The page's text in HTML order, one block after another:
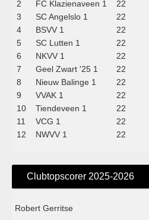
2
FC Klazienaveen 1 22
3
SC Angelslo 1 22
4
BSVV 1 22
5
SC Lutten 1 22
6
NKVV 1 22
7
Geel Zwart '25 1 22
8
Nieuw Balinge 1 22
9
VVAK 1 22
10
Tiendeveen 1 22
11
VCG 1 22
12
NWVV 1 22
Clubtopscorer 2025-2026
Robert Gerritse